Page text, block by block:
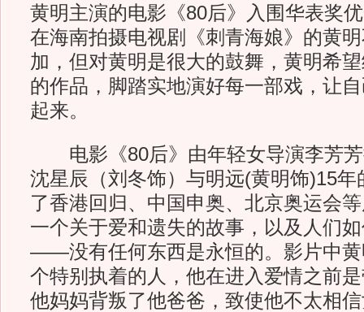
黄明主演的电影《80后》入围华表奖
在海南拍摄电视剧《刺青海娘》的黄
加，但对黄明是很大的鼓舞，黄明希
的作品，脚踏实地演好每一部戏，让
起来。
电影《80后》由年轻女导演李芳芳
沈星辰（刘冬饰）与明远(黄明饰)15年
了香港回归、中国申奥、北京奥运会
一个关于爱和遗失的故事，以及人们
——没有任何东西是永恒的。影片中黄
个特别执着的人，他在进入爱情之前
他妈妈背叛了他爸爸，致使他不太相